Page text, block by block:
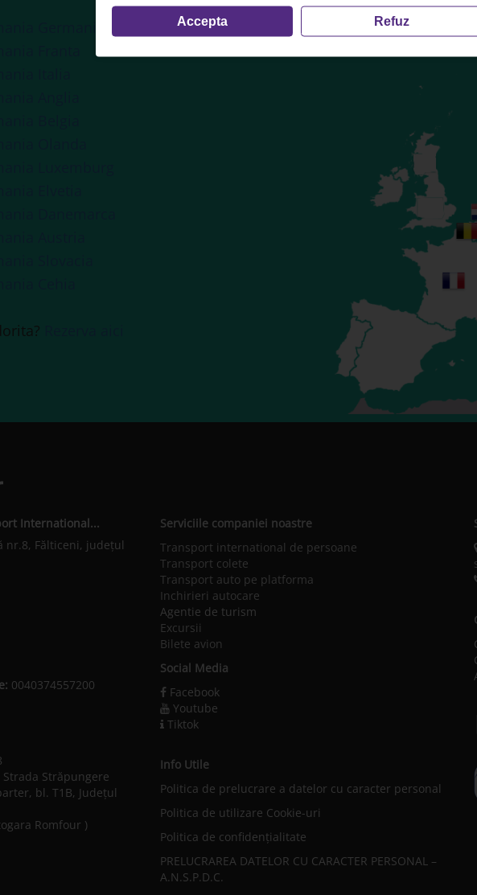
International...
nr.8, Fălticeni, judeţul
0040374557200
Străpungere
bl. T1B, Județul
Romfour )
Serviciile companiei noastre
Transport international de persoane
Transport colete
Transport auto pe platforma
Inchirieri autocare
Agentie de turism
Excursii
Bilete avion
Social Media
Facebook
Youtube
Tiktok
Info Utile
Politica de prelucrare a datelor cu caracter personal
Politica de utilizare Cookie-uri
Politica de confidențialitate
PRELUCRAREA DATELOR CU CARACTER PERSONAL –
A.N.S.P.D.C.
Accepta Refuz